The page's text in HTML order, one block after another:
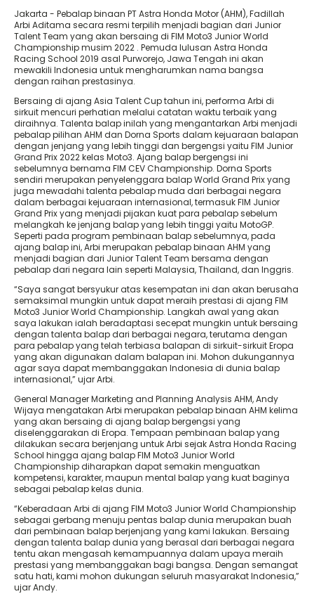
Jakarta - Pebalap binaan PT Astra Honda Motor (AHM), Fadillah
Arbi Aditama secara resmi terpilih menjadi bagian dari Junior
Talent Team yang akan bersaing di FIM Moto3 Junior World
Championship musim 2022 . Pemuda lulusan Astra Honda
Racing School 2019 asal Purworejo, Jawa Tengah ini akan
mewakili Indonesia untuk mengharumkan nama bangsa
dengan raihan prestasinya.
Bersaing di ajang Asia Talent Cup tahun ini, performa Arbi di
sirkuit mencuri perhatian melalui catatan waktu terbaik yang
diraihnya. Talenta balap inilah yang mengantarkan Arbi menjadi
pebalap pilihan AHM dan Dorna Sports dalam kejuaraan balapan
dengan jenjang yang lebih tinggi dan bergengsi yaitu FIM Junior
Grand Prix 2022 kelas Moto3. Ajang balap bergengsi ini
sebelumnya bernama FIM CEV Championship. Dorna Sports
sendiri merupakan penyelenggara balap World Grand Prix yang
juga mewadahi talenta pebalap muda dari berbagai negara
dalam berbagai kejuaraan internasional, termasuk FIM Junior
Grand Prix yang menjadi pijakan kuat para pebalap sebelum
melangkah ke jenjang balap yang lebih tinggi yaitu MotoGP.
Seperti pada program pembinaan balap sebelumnya, pada
ajang balap ini, Arbi merupakan pebalap binaan AHM yang
menjadi bagian dari Junior Talent Team bersama dengan
pebalap dari negara lain seperti Malaysia, Thailand, dan Inggris.
“Saya sangat bersyukur atas kesempatan ini dan akan berusaha
semaksimal mungkin untuk dapat meraih prestasi di ajang FIM
Moto3 Junior World Championship. Langkah awal yang akan
saya lakukan ialah beradaptasi secepat mungkin untuk bersaing
dengan talenta balap dari berbagai negara, terutama dengan
para pebalap yang telah terbiasa balapan di sirkuit-sirkuit Eropa
yang akan digunakan dalam balapan ini. Mohon dukungannya
agar saya dapat membanggakan Indonesia di dunia balap
internasional,” ujar Arbi.
General Manager Marketing and Planning Analysis AHM, Andy
Wijaya mengatakan Arbi merupakan pebalap binaan AHM kelima
yang akan bersaing di ajang balap bergengsi yang
diselenggarakan di Eropa. Tempaan pembinaan balap yang
dilakukan secara berjenjang untuk Arbi sejak Astra Honda Racing
School hingga ajang balap FIM Moto3 Junior World
Championship diharapkan dapat semakin menguatkan
kompetensi, karakter, maupun mental balap yang kuat baginya
sebagai pebalap kelas dunia.
“Keberadaan Arbi di ajang FIM Moto3 Junior World Championship
sebagai gerbang menuju pentas balap dunia merupakan buah
dari pembinaan balap berjenjang yang kami lakukan. Bersaing
dengan talenta balap dunia yang berasal dari berbagai negara
tentu akan mengasah kemampuannya dalam upaya meraih
prestasi yang membanggakan bagi bangsa. Dengan semangat
satu hati, kami mohon dukungan seluruh masyarakat Indonesia,”
ujar Andy.